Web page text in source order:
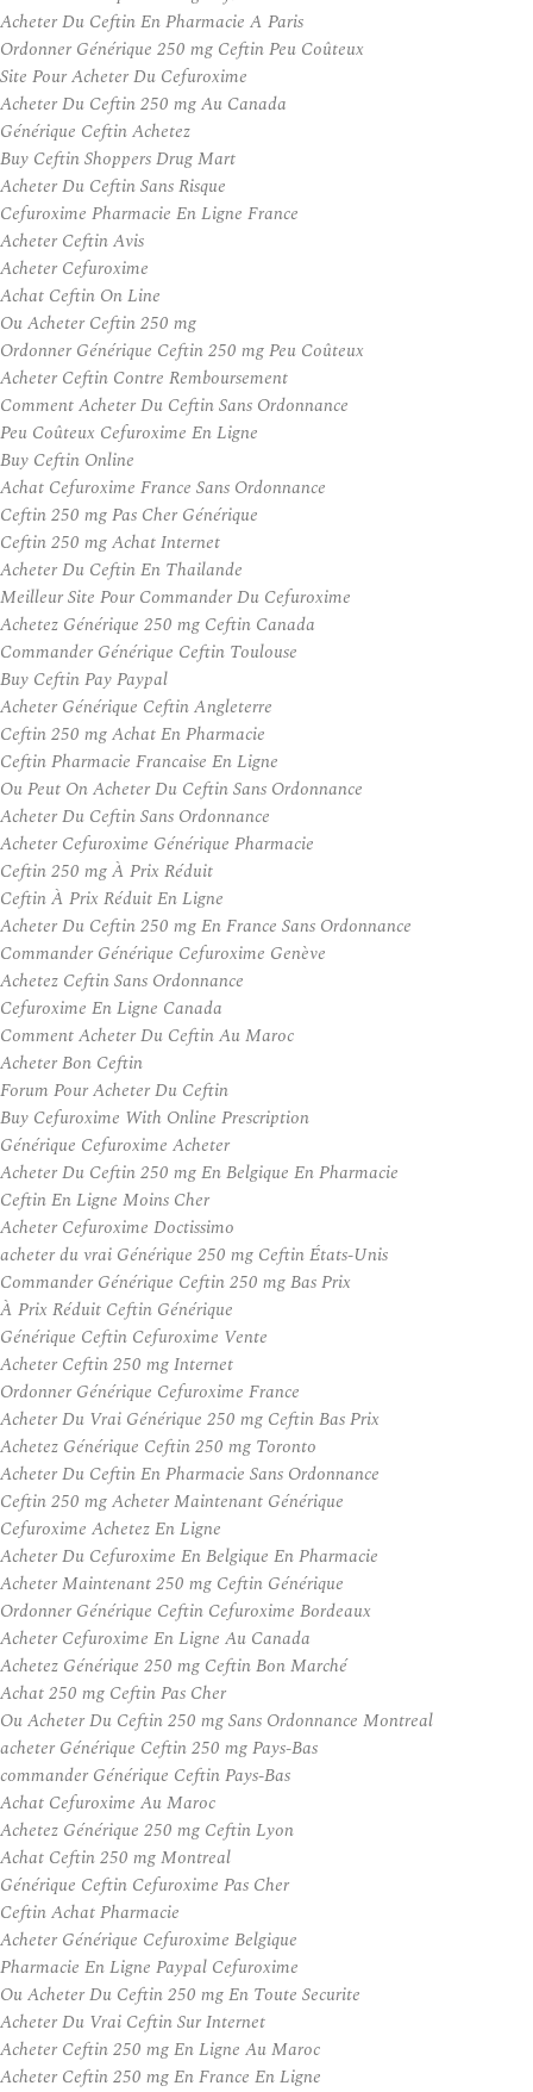
Acheter Du Ceftin En Pharmacie A Paris
Ordonner Générique 250 mg Ceftin Peu Coûteux
Site Pour Acheter Du Cefuroxime
Acheter Du Ceftin 250 mg Au Canada
Générique Ceftin Achetez
Buy Ceftin Shoppers Drug Mart
Acheter Du Ceftin Sans Risque
Cefuroxime Pharmacie En Ligne France
Acheter Ceftin Avis
Acheter Cefuroxime
Achat Ceftin On Line
Ou Acheter Ceftin 250 mg
Ordonner Générique Ceftin 250 mg Peu Coûteux
Acheter Ceftin Contre Remboursement
Comment Acheter Du Ceftin Sans Ordonnance
Peu Coûteux Cefuroxime En Ligne
Buy Ceftin Online
Achat Cefuroxime France Sans Ordonnance
Ceftin 250 mg Pas Cher Générique
Ceftin 250 mg Achat Internet
Acheter Du Ceftin En Thailande
Meilleur Site Pour Commander Du Cefuroxime
Achetez Générique 250 mg Ceftin Canada
Commander Générique Ceftin Toulouse
Buy Ceftin Pay Paypal
Acheter Générique Ceftin Angleterre
Ceftin 250 mg Achat En Pharmacie
Ceftin Pharmacie Francaise En Ligne
Ou Peut On Acheter Du Ceftin Sans Ordonnance
Acheter Du Ceftin Sans Ordonnance
Acheter Cefuroxime Générique Pharmacie
Ceftin 250 mg À Prix Réduit
Ceftin À Prix Réduit En Ligne
Acheter Du Ceftin 250 mg En France Sans Ordonnance
Commander Générique Cefuroxime Genève
Achetez Ceftin Sans Ordonnance
Cefuroxime En Ligne Canada
Comment Acheter Du Ceftin Au Maroc
Acheter Bon Ceftin
Forum Pour Acheter Du Ceftin
Buy Cefuroxime With Online Prescription
Générique Cefuroxime Acheter
Acheter Du Ceftin 250 mg En Belgique En Pharmacie
Ceftin En Ligne Moins Cher
Acheter Cefuroxime Doctissimo
acheter du vrai Générique 250 mg Ceftin États-Unis
Commander Générique Ceftin 250 mg Bas Prix
À Prix Réduit Ceftin Générique
Générique Ceftin Cefuroxime Vente
Acheter Ceftin 250 mg Internet
Ordonner Générique Cefuroxime France
Acheter Du Vrai Générique 250 mg Ceftin Bas Prix
Achetez Générique Ceftin 250 mg Toronto
Acheter Du Ceftin En Pharmacie Sans Ordonnance
Ceftin 250 mg Acheter Maintenant Générique
Cefuroxime Achetez En Ligne
Acheter Du Cefuroxime En Belgique En Pharmacie
Acheter Maintenant 250 mg Ceftin Générique
Ordonner Générique Ceftin Cefuroxime Bordeaux
Acheter Cefuroxime En Ligne Au Canada
Achetez Générique 250 mg Ceftin Bon Marché
Achat 250 mg Ceftin Pas Cher
Ou Acheter Du Ceftin 250 mg Sans Ordonnance Montreal
acheter Générique Ceftin 250 mg Pays-Bas
commander Générique Ceftin Pays-Bas
Achat Cefuroxime Au Maroc
Achetez Générique 250 mg Ceftin Lyon
Achat Ceftin 250 mg Montreal
Générique Ceftin Cefuroxime Pas Cher
Ceftin Achat Pharmacie
Acheter Générique Cefuroxime Belgique
Pharmacie En Ligne Paypal Cefuroxime
Ou Acheter Du Ceftin 250 mg En Toute Securite
Acheter Du Vrai Ceftin Sur Internet
Acheter Ceftin 250 mg En Ligne Au Maroc
Acheter Ceftin 250 mg En France En Ligne